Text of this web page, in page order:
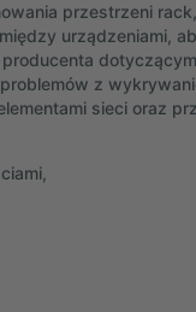
przestrzeni rack,
urządzeniami,
producenta
z
sieci oraz